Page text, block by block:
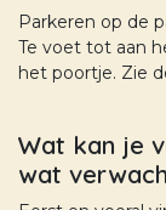
Parkeren op de
Te voet tot aan
het poortje. Zie
Wat kan je
wat